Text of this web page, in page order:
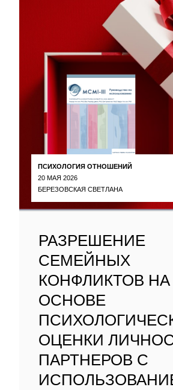
ПСИХОЛОГИЯ ОТНОШЕНИЙ
20 МАЯ 2026
БЕРЕЗОВСКАЯ СВЕТЛАНА
РАЗРЕШЕНИЕ
СЕМЕЙНЫХ
КОНФЛИКТОВ НА
ОСНОВЕ
ОЦЕНКИ
ПАРТНЕРОВ С